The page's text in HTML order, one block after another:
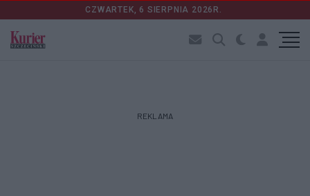
CZWARTEK, 6 SIERPNIA 2026R.
REKLAMA